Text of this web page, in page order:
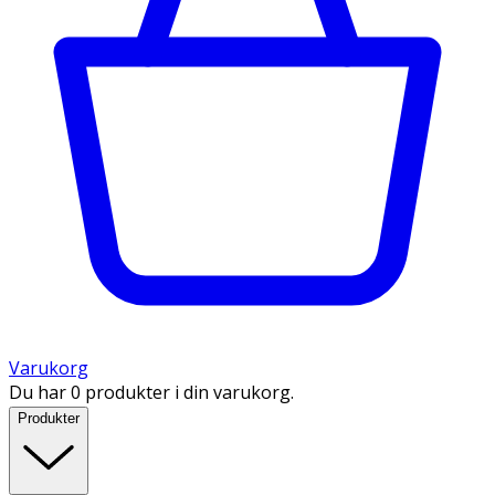
Varukorg
Du har 0 produkter i din varukorg.
Produkter